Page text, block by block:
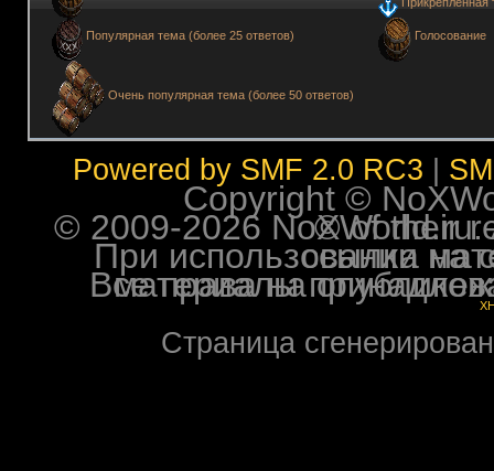
Популярная тема (более 25 ответов)
Очень популярная тема (более 50 ответов)
Голосование
Powered by SMF 2.0 RC3
Copyright ©
© 2009-2026 NoXWorld.ru. All
При использовании
Все права на опубликованные на форуме
Страница